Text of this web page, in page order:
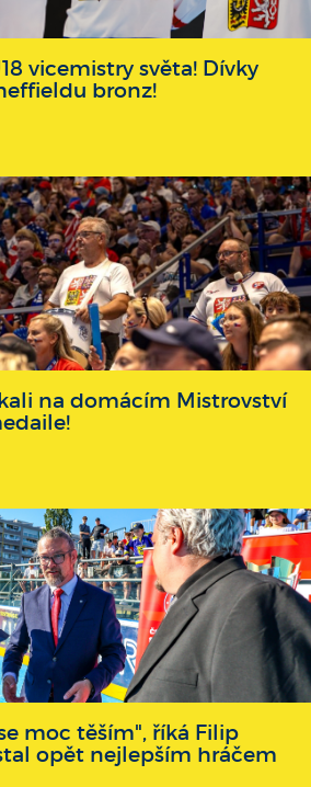
vicemistry světa! Dívky
bronz!
na domácím Mistrovství
moc těším", říká Filip
opět nejlepším hráčem